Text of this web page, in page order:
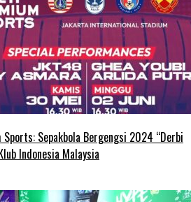
Sports: Sepakbola Bergengsi 2024 “Derbi
Indonesia Malaysia